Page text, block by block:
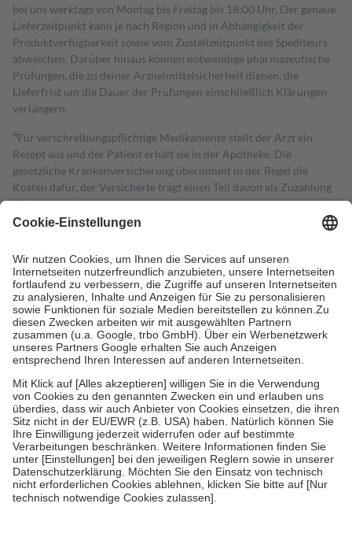
bei uns werktags von Montag bis Freitag bis 18:00 Uhr. Der genaue
Lieferzeitpunkt kann je nach Region und in Abhängigkeit der
Produktverfügbarkeit sowie vom Zustellzeitpunkt des Spediteurs
abweichen. Darüber hinaus können notwendige pharmazeutische
Prüfungen, die zu deiner Arzneimittelsicherheit dienen, die
Lieferfrist um die Dauer der Prüfungen einschließlich Klärungen
verlängern.
4Für verschreibungspflichtige Medikamente stellt der Arzt ein
Rezept aus und der Patient erhält sie in der Apotheke. Die
gesetzliche Krankenversicherung übernimmt in der Regel die
Kosten dafür, der Versicherte trägt einen Teil davon als Zuzahlung
mit.
Grundsätzlich leisten Mitglieder Zuzahlungen in Höhe von zehn
höchstens zehn Euro.
Es sind jedoch nie mehr als die tatsächlichen
Kosten der Leistung zu entrichten.
Diese Regeln gelten grundsätzlich auch für Online-Apotheken.
Bei Heilmitteln und häuslicher Krankenpflege beträgt die
Zuzahlung zehn Prozent der Kosten sowie zehn Euro je
Verordnung.
Um das Engagement der Versicherten für ihre eigene Gesundheit zu
stärken und die besondere Stellung der Familie zu unterstützen,
fallenkeine Zuzahlungenan bei:
• Kindern und Jugendlichen bis zum vollendeten 18. Lebensjahr
mit Ausnahme der Fahrkosten
• Untersuchungen zur Vorsorge und Früherkennung, die von der
GKV getragen werden
• empfohlenen Schutzimpfungen
• Harn- und Blutteststreifen